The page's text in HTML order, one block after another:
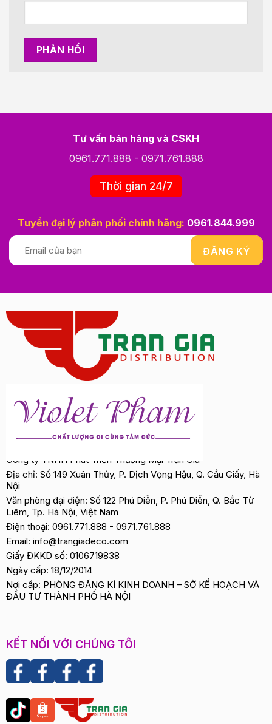
Tư vấn bán hàng và CSKH
0961.771.888 - 0971.761.888
Thời gian 24/7
Tuyển đại lý phân phối chính hãng: 0961.844.999
Công ty TNHH Phát Triển Thương Mại Trần Gia
Địa chỉ: Số 149 Xuân Thủy, P. Dịch Vọng Hậu, Q. Cầu Giấy, Hà
Nội
Văn phòng đại diện: Số 122 Phú Diễn, P. Phú Diễn, Q. Bắc Từ
Liêm, Tp. Hà Nội, Việt Nam
Điện thoại: 0961.771.888 - 0971.761.888
Email: info@trangiadeco.com
Giấy ĐKKD số: 0106719838
Ngày cấp: 18/12/2014
Nơi cấp: PHÒNG ĐĂNG KÍ KINH DOANH – SỞ KẾ HOẠCH VÀ
ĐẦU TƯ THÀNH PHỐ HÀ NỘI
KẾT NỐI VỚI CHÚNG TÔI